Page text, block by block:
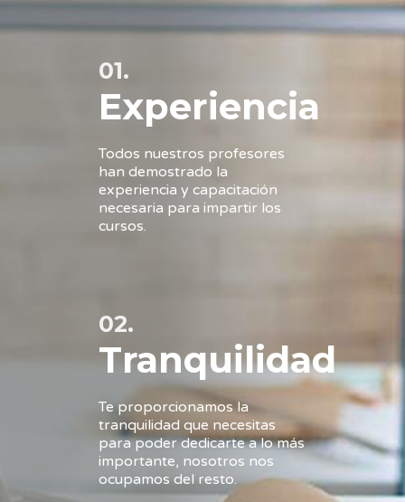
01.
Experiencia
Todos nuestros profesores
han demostrado la
experiencia y capacitación
necesaria para impartir los
cursos.
02.
Tranquilidad
Te proporcionamos la
tranquilidad que necesitas
para poder dedicarte a lo más
importante, nosotros nos
ocupamos del resto.